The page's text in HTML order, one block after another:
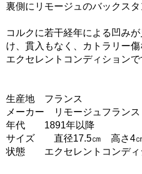
裏側にリモージュのバックスタ
コルクに若干経年による凹み
け、貫入もなく、カトラリー
エクセレントコンディションで
生産地 フランス
メーカー リモージュフランス
年代 1891年以降
サイズ 直径17.5㎝ 高さ4㎝
状態 エクセレントコンディ